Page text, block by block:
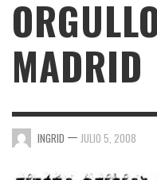
MADRID
INGRID — JULIO 5, 2008